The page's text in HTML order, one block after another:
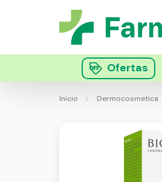
Ofertas
Inicio Dermocosmetica